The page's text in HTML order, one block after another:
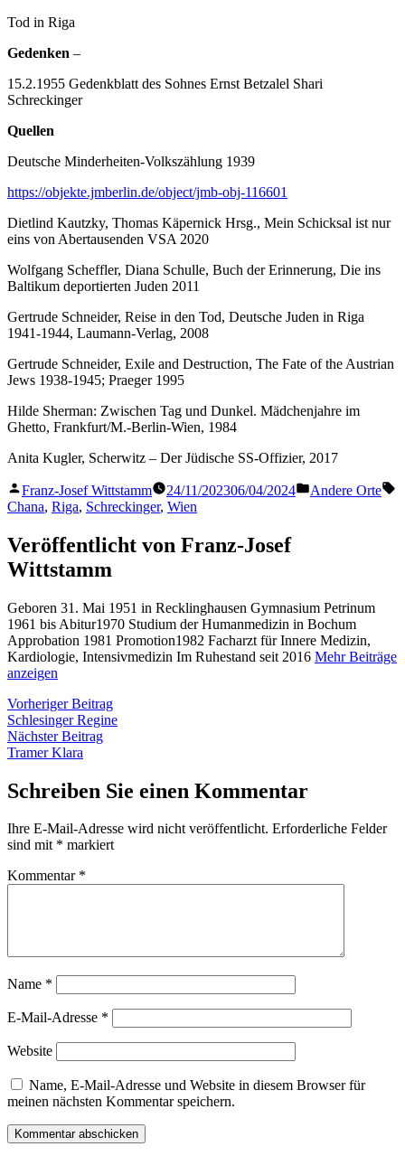
Tod in Riga
Gedenken –
15.2.1955 Gedenkblatt des Sohnes Ernst Betzalel Shari
Schreckinger
Quellen
Deutsche Minderheiten-Volkszählung 1939
https://objekte.jmberlin.de/object/jmb-obj-116601
Dietlind Kautzky, Thomas Käpernick Hrsg., Mein Schicksal ist nur
eins von Abertausenden VSA 2020
Wolfgang Scheffler, Diana Schulle, Buch der Erinnerung, Die ins
Baltikum deportierten Juden 2011
Gertrude Schneider, Reise in den Tod, Deutsche Juden in Riga
1941-1944, Laumann-Verlag, 2008
Gertrude Schneider, Exile and Destruction, The Fate of the Austrian
Jews 1938-1945; Praeger 1995
Hilde Sherman: Zwischen Tag und Dunkel. Mädchenjahre im
Ghetto, Frankfurt/M.-Berlin-Wien, 1984
Anita Kugler, Scherwitz – Der Jüdische SS-Offizier, 2017
Veröffentlicht
von
Franz-Josef Wittstamm 24/11/202306/04/2024
Veröffentlicht
Andere Orte
Chana, Riga, Schreckinger, Wien
Veröffentlicht von Franz-Josef
Wittstamm
Geboren 31. Mai 1951 in Recklinghausen Gymnasium Petrinum
1961 bis Abitur1970 Studium der Humanmedizin in Bochum
Approbation 1981 Promotion1982 Facharzt für Innere Medizin,
Kardiologie, Intensivmedizin Im Ruhestand seit 2016 Mehr Beiträge
anzeigen
Beitragsnavigation
Vorheriger BeitragVorheriger
Beitrag:
Schlesinger Regine
Nächster BeitragNächster
Tramer Klara
Schreiben Sie einen Kommentar
Ihre E-Mail-Adresse wird nicht veröffentlicht. Erforderliche Felder
sind mit * markiert
Kommentar *
Name *
E-Mail-Adresse *
Website
Name, E-Mail-Adresse und Website in diesem Browser für
meinen nächsten Kommentar speichern.